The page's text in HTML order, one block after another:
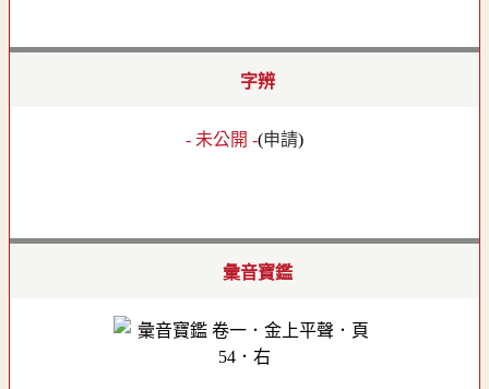
字辨
- 未公開 -(申請)
彙音寶鑑